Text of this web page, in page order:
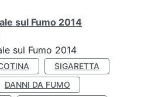
sul Fumo 2014
sul Fumo 2014
SIGARETTA
DANNI DA FUMO